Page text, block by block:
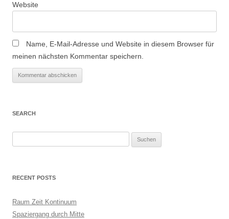
Website
Name, E-Mail-Adresse und Website in diesem Browser für
meinen nächsten Kommentar speichern.
SEARCH
h
n
n
RECENT POSTS
Raum Zeit Kontinuum
Spaziergang durch Mitte